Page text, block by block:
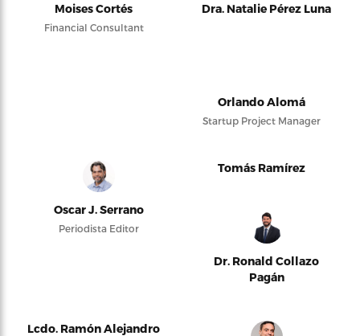
Moises Cortés
Financial Consultant
Dra. Natalie Pérez Luna
Orlando Alomá
Startup Project Manager
Oscar J. Serrano
Periodista Editor
Tomás Ramírez
Dr. Ronald Collazo
Pagán
Lcdo. Ramón Alejandro